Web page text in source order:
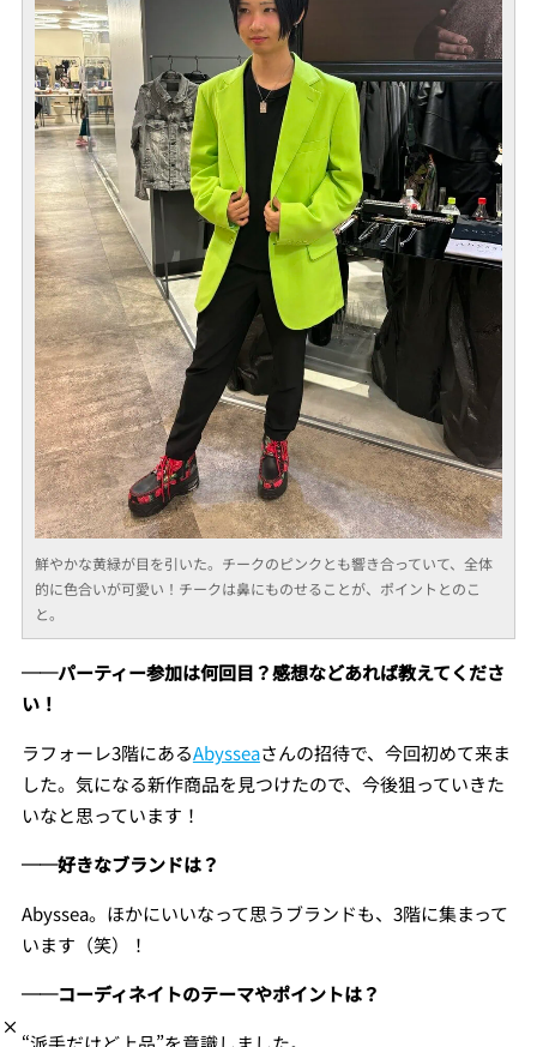
鮮やかな黄緑が目を引いた。チークのピンクとも響き合っていて、全体
的に色合いが可愛い！チークは鼻にものせることが、ポイントとのこ
と。
──パーティー参加は何回目？感想などあれば教えてくださ
い！
ラフォーレ3階にあるAbysseaさんの招待で、今回初めて来ま
した。気になる新作商品を見つけたので、今後狙っていきた
いなと思っています！
──好きなブランドは？
Abyssea。ほかにいいなって思うブランドも、3階に集まって
います（笑）！
──コーディネイトのテーマやポイントは？